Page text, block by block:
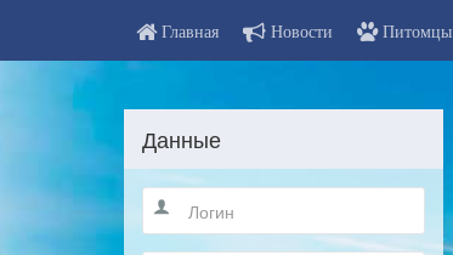
Главная Новости Питомцы
Данные